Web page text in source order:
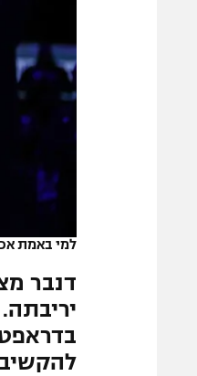
מדיניות פרטיות
תקנון פעילות
רשיון להקרנה
הצטרפות לחבילת
למי באמת